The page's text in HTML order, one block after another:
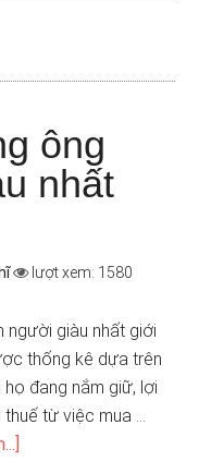
ông
nhất
lượt xem: 1580
người giàu nhất giới
thống kê dựa trên
đang nắm giữ, lợi
thuế từ việc mua …